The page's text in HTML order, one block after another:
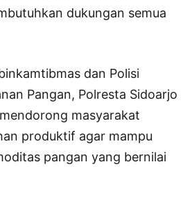
dukungan semua
dan Polisi
Pangan, Polresta Sidoarjo
masyarakat
produktif agar mampu
pangan yang bernilai